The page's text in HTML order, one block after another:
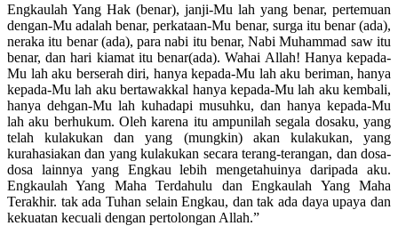
Engkaulah Yang Hak (benar), janji-Mu lah yang benar, pertemuan
dengan-Mu adalah benar, perkataan-Mu benar, surga itu benar (ada),
neraka itu benar (ada), para nabi itu benar, Nabi Muhammad saw itu
benar, dan hari kiamat itu benar(ada). Wahai Allah! Hanya kepada-
Mu lah aku berserah diri, hanya kepada-Mu lah aku beriman, hanya
kepada-Mu lah aku bertawakkal hanya kepada-Mu lah aku kembali,
hanya dehgan-Mu lah kuhadapi musuhku, dan hanya kepada-Mu
lah aku berhukum. Oleh karena itu ampunilah segala dosaku, yang
telah kulakukan dan yang (mungkin) akan kulakukan, yang
kurahasiakan dan yang kulakukan secara terang-terangan, dan dosa-
dosa lainnya yang Engkau lebih mengetahuinya daripada aku.
Engkaulah Yang Maha Terdahulu dan Engkaulah Yang Maha
Terakhir. tak ada Tuhan selain Engkau, dan tak ada daya upaya dan
kekuatan kecuali dengan pertolongan Allah.”